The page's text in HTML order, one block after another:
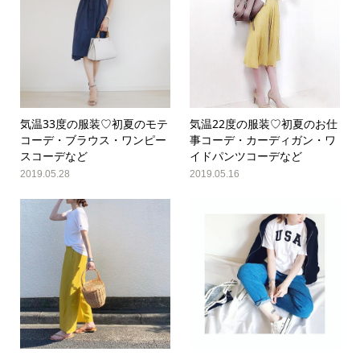
気温33度の服装♡初夏のモテ
コーデ・ブラウス・ワンピー
スコーデなど
2019.05.28
気温22度の服装♡初夏のお仕
事コーデ・カーディガン・ワ
イドパンツコーデなど
2019.05.16